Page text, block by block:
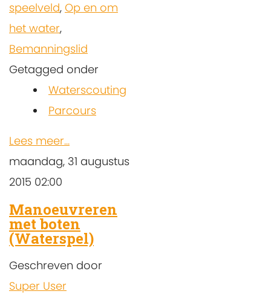
speelveld, Op en om
het water,
Bemanningslid
Getagged onder
Waterscouting
Parcours
Lees meer...
maandag, 31 augustus
2015 02:00
Manoeuvreren
met boten
(Waterspel)
Geschreven door
Super User